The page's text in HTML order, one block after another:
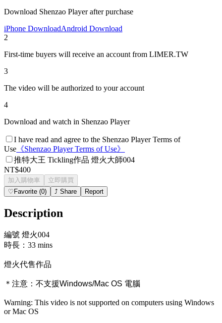
Download Shenzao Player after purchase
iPhone DownloadAndroid Download
2
First-time buyers will receive an account from LIMER.TW
3
The video will be authorized to your account
4
Download and watch in Shenzao Player
I have read and agree to the Shenzao Player Terms of
Use 《Shenzao Player Terms of Use》
推特大王 Tickling作品 燈火大師004
NT$400
加入購物車
立即購買
♡ Favorite (0) ⤴ Share Report
Description
編號 燈火004
時長：33 mins
燈火代售作品
＊注意： 不支援Windows/Mac OS 電腦
Warning: This video is not supported on computers using Windows
or Mac OS